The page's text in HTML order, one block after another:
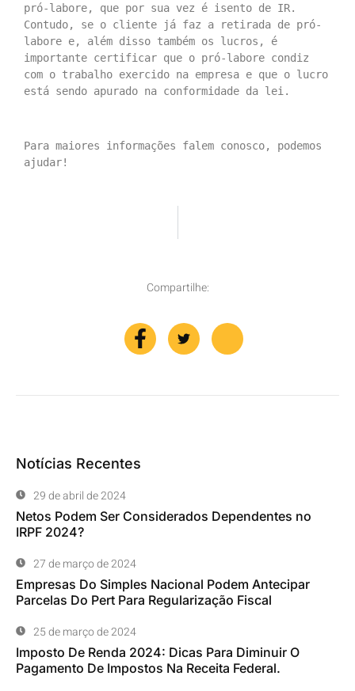
pró-labore, que por sua vez é isento de IR.
Contudo, se o cliente já faz a retirada de pró-
labore e, além disso também os lucros, é
importante certificar que o pró-labore condiz
com o trabalho exercido na empresa e que o lucro
está sendo apurado na conformidade da lei.
Para maiores informações falem conosco, podemos
ajudar!
Compartilhe:
Notícias Recentes
29 de abril de 2024
Netos Podem Ser Considerados Dependentes no
IRPF 2024?
27 de março de 2024
Empresas Do Simples Nacional Podem Antecipar
Parcelas Do Pert Para Regularização Fiscal
25 de março de 2024
Imposto De Renda 2024: Dicas Para Diminuir O
Pagamento De Impostos Na Receita Federal.